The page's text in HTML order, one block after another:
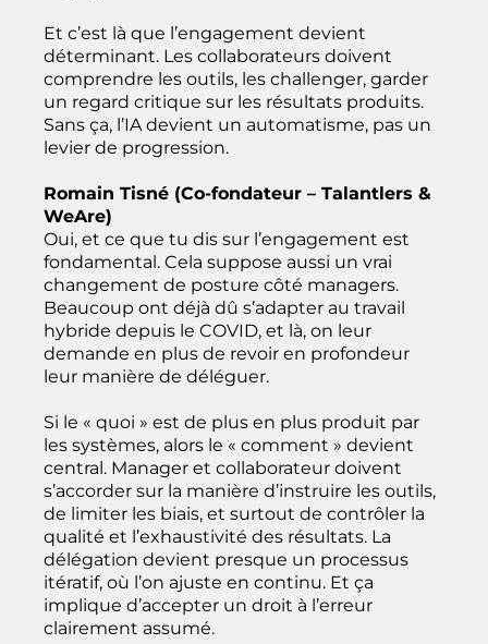
Et c’est là que l’engagement devient
déterminant. Les collaborateurs doivent
comprendre les outils, les challenger, garder
un regard critique sur les résultats produits.
Sans ça, l’IA devient un automatisme, pas un
levier de progression.
Romain Tisné (Co-fondateur – Talantlers &
WeAre)
Oui, et ce que tu dis sur l’engagement est
fondamental. Cela suppose aussi un vrai
changement de posture côté managers.
Beaucoup ont déjà dû s’adapter au travail
hybride depuis le COVID, et là, on leur
demande en plus de revoir en profondeur
leur manière de déléguer.
Si le « quoi » est de plus en plus produit par
les systèmes, alors le « comment » devient
central. Manager et collaborateur doivent
s’accorder sur la manière d’instruire les outils,
de limiter les biais, et surtout de contrôler la
qualité et l’exhaustivité des résultats. La
délégation devient presque un processus
itératif, où l’on ajuste en continu. Et ça
implique d’accepter un droit à l’erreur
clairement assumé.